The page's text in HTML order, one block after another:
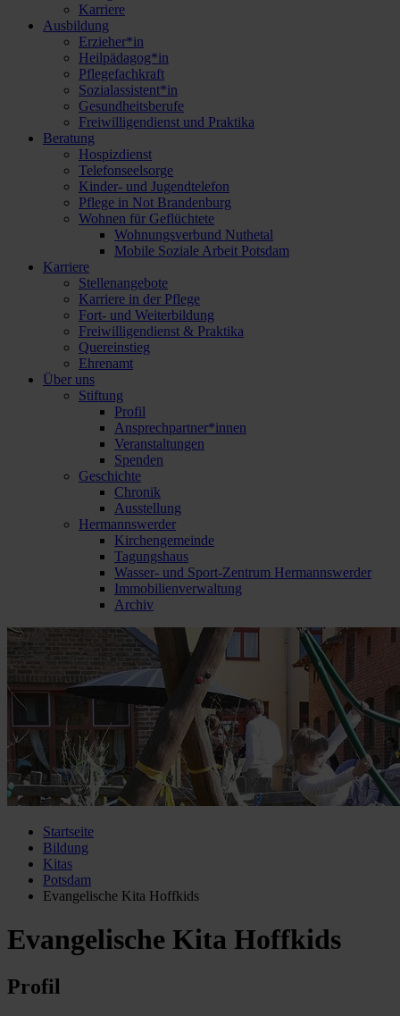
Karriere
Ausbildung
Erzieher*in
Heilpädagog*in
Pflegefachkraft
Sozialassistent*in
Gesundheitsberufe
Freiwilligendienst und Praktika
Beratung
Hospizdienst
Telefonseelsorge
Kinder- und Jugendtelefon
Pflege in Not Brandenburg
Wohnen für Geflüchtete
Wohnungsverbund Nuthetal
Mobile Soziale Arbeit Potsdam
Karriere
Stellenangebote
Karriere in der Pflege
Fort- und Weiterbildung
Freiwilligendienst & Praktika
Quereinstieg
Ehrenamt
Über uns
Stiftung
Profil
Ansprechpartner*innen
Veranstaltungen
Spenden
Geschichte
Chronik
Ausstellung
Hermannswerder
Kirchengemeinde
Tagungshaus
Wasser- und Sport-Zentrum Hermannswerder
Immobilienverwaltung
Archiv
Startseite
Bildung
Kitas
Potsdam
Evangelische Kita Hoffkids
Evangelische Kita Hoffkids
Profil